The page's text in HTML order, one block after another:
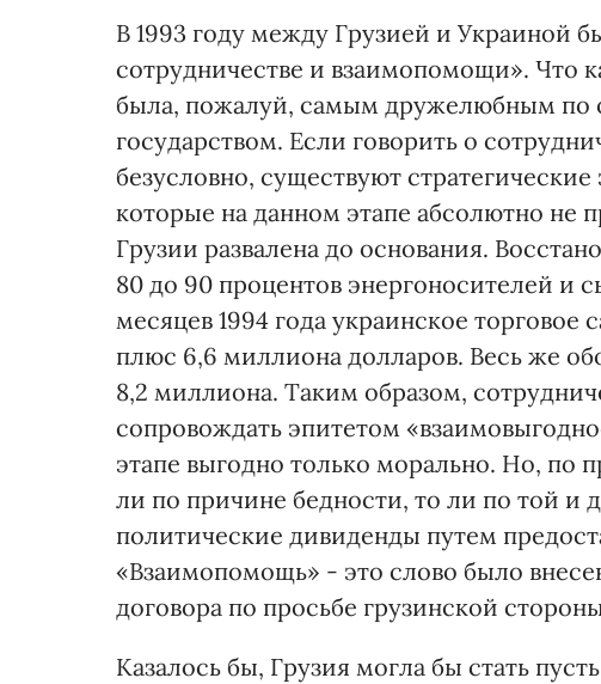
В 1993 году между Грузией и Украиной
сотрудничестве и взаимопомощи». Что
была, пожалуй, самым дружелюбным по
государством. Если говорить о
безусловно, существуют
которые на данном этапе абсолютно не
Грузии развалена до основания.
80 до 90 процентов энергоносителей и
месяцев 1994 года украинское
плюс 6,6 миллиона долларов. Весь же
8,2 миллиона. Таким образом,
сопровождать эпитетом
этапе выгодно только морально. Но, по
ли по причине бедности, то ли по той и
политические дивиденды путем
«Взаимопомощь» - это слово было
договора по просьбе грузинской
Казалось бы, Грузия могла бы стать